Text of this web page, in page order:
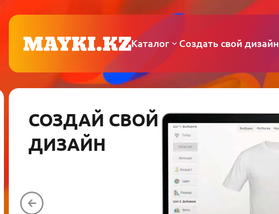
Каталог Создать свой дизайн
СОЗДАЙ СВОЙ
ДИЗАЙН